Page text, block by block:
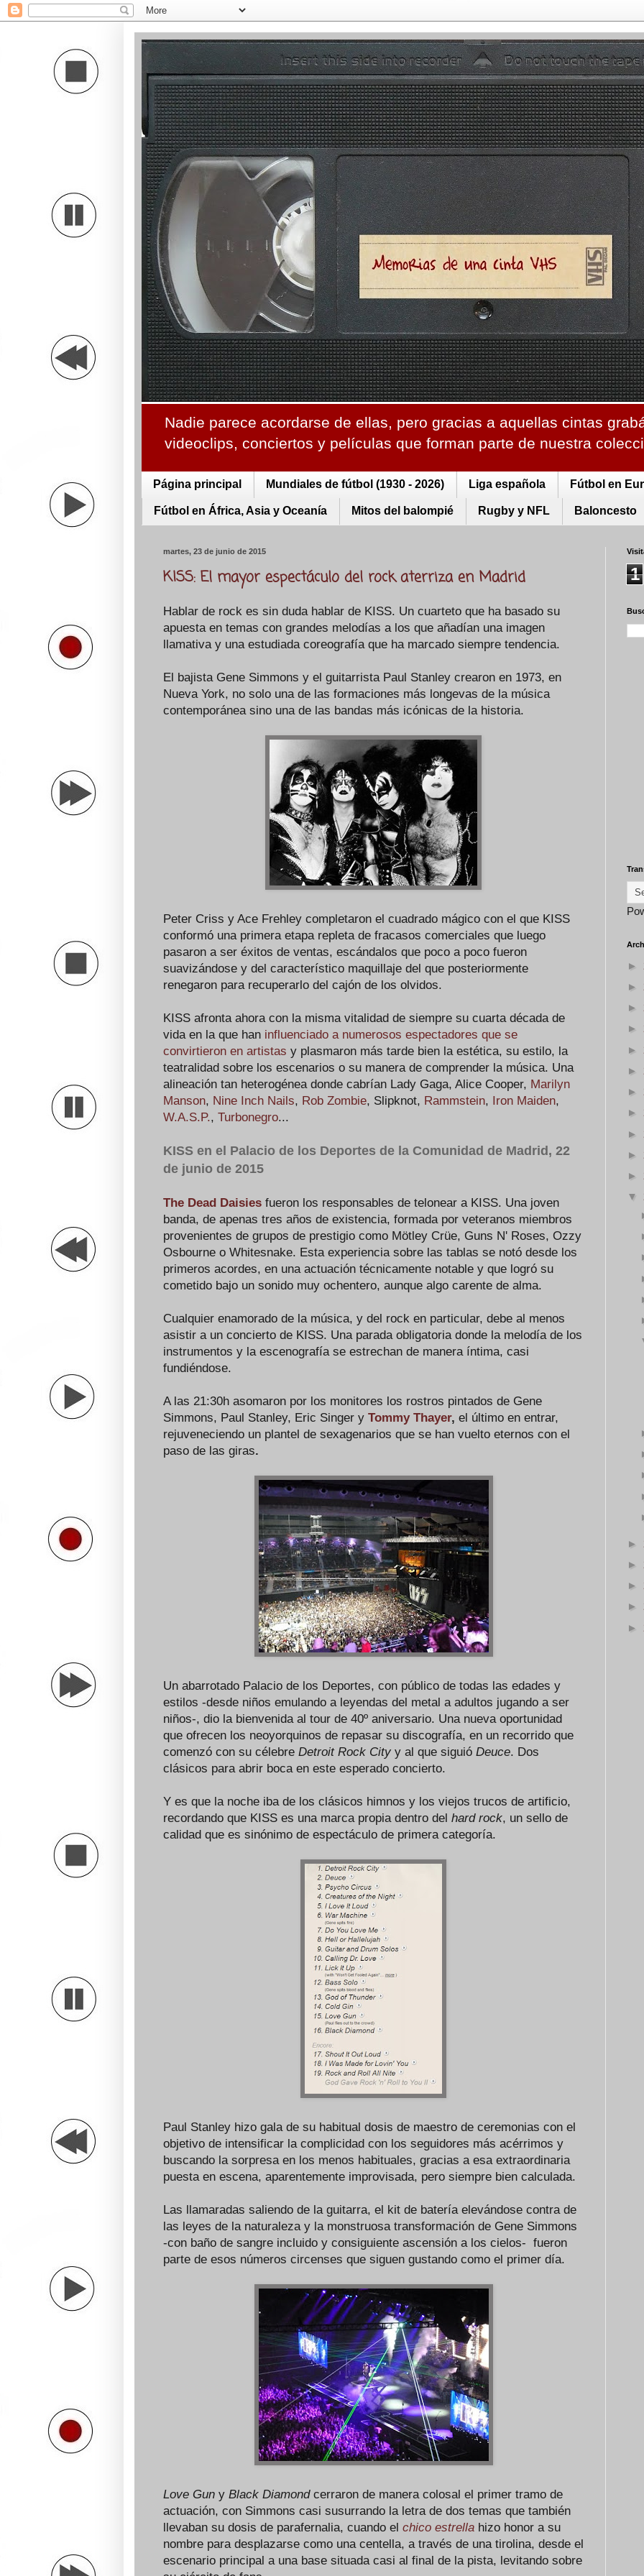
Nadie parece acordarse de ellas, pero gracias a aquellas cintas
videoclips, conciertos y películas que forman parte de nuestra
Página principal Mundiales de fútbol (1930 - 2026) Liga española Fútbol en
Fútbol en África, Asia y Oceanía Mitos del balompié Rugby y NFL Baloncesto
martes, 23 de junio de 2015
KISS: El mayor espectáculo del rock aterriza en Madrid
Hablar de rock es sin duda hablar de KISS. Un cuarteto que ha basado su
apuesta en temas con grandes melodías a los que añadían una imagen
llamativa y una estudiada coreografía que ha marcado siempre tendencia.
El bajista Gene Simmons y el guitarrista Paul Stanley crearon en 1973, en
Nueva York, no solo una de las formaciones más longevas de la música
contemporánea sino una de las bandas más icónicas de la historia.
Peter Criss y Ace Frehley completaron el cuadrado mágico con el que KISS
conformó una primera etapa repleta de fracasos comerciales que luego
pasaron a ser éxitos de ventas, escándalos que poco a poco fueron
suavizándose y del característico maquillaje del que posteriormente
renegaron para recuperarlo del cajón de los olvidos.
KISS afronta ahora con la misma vitalidad de siempre su cuarta década de
vida en la que han influenciado a numerosos espectadores que se
convirtieron en artistas y plasmaron más tarde bien la estética, su estilo, la
teatralidad sobre los escenarios o su manera de comprender la música. Una
alineación tan heterogénea donde cabrían Lady Gaga, Alice Cooper, Marilyn
Manson, Nine Inch Nails, Rob Zombie, Slipknot, Rammstein, Iron Maiden,
W.A.S.P., Turbonegro...
KISS en el Palacio de los Deportes de la Comunidad de Madrid, 22
de junio de 2015
The Dead Daisies fueron los responsables de telonear a KISS. Una joven
banda, de apenas tres años de existencia, formada por veteranos miembros
provenientes de grupos de prestigio como Mötley Crüe, Guns N' Roses, Ozzy
Osbourne o Whitesnake. Esta experiencia sobre las tablas se notó desde los
primeros acordes, en una actuación técnicamente notable y que logró su
cometido bajo un sonido muy ochentero, aunque algo carente de alma.
Cualquier enamorado de la música, y del rock en particular, debe al menos
asistir a un concierto de KISS. Una parada obligatoria donde la melodía de los
instrumentos y la escenografía se estrechan de manera íntima, casi
fundiéndose.
A las 21:30h asomaron por los monitores los rostros pintados de Gene
Simmons, Paul Stanley, Eric Singer y Tommy Thayer, el último en entrar,
rejuveneciendo un plantel de sexagenarios que se han vuelto eternos con el
paso de las giras.
Un abarrotado Palacio de los Deportes, con público de todas las edades y
estilos -desde niños emulando a leyendas del metal a adultos jugando a ser
niños-, dio la bienvenida al tour de 40º aniversario. Una nueva oportunidad
que ofrecen los neoyorquinos de repasar su discografía, en un recorrido que
comenzó con su célebre Detroit Rock City y al que siguió Deuce. Dos
clásicos para abrir boca en este esperado concierto.
Y es que la noche iba de los clásicos himnos y los viejos trucos de artificio,
recordando que KISS es una marca propia dentro del hard rock, un sello de
calidad que es sinónimo de espectáculo de primera categoría.
Paul Stanley hizo gala de su habitual dosis de maestro de ceremonias con el
objetivo de intensificar la complicidad con los seguidores más acérrimos y
buscando la sorpresa en los menos habituales, gracias a esa extraordinaria
puesta en escena, aparentemente improvisada, pero siempre bien calculada.
Las llamaradas saliendo de la guitarra, el kit de batería elevándose contra de
las leyes de la naturaleza y la monstruosa transformación de Gene Simmons
-con baño de sangre incluido y consiguiente ascensión a los cielos- fueron
parte de esos números circenses que siguen gustando como el primer día.
Love Gun y Black Diamondcerraron de manera colosal el primer tramo de
actuación, con Simmons casi susurrando la letra de dos temas que también
llevaban su dosis de parafernalia, cuando el chico estrella hizo honor a su
nombre para desplazarse como una centella, a través de una tirolina, desde el
escenario principal a una base situada casi al final de la pista, levitando sobre
1
►
►
►
►
►
►
►
►
►
►
►
▼
►
►
►
►
►